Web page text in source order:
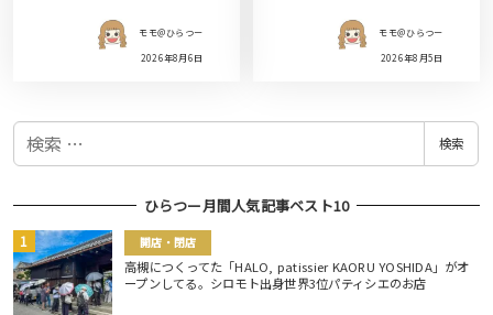
モモ＠ひらつー
2026年8月6日
モモ＠ひらつー
2026年8月5日
検
検索
ひらつー月間人気記事ベスト10
開店・閉店
高槻につくってた「HALO, patissier KAORU YOSHIDA」がオ
ープンしてる。シロモト出身世界3位パティシエのお店